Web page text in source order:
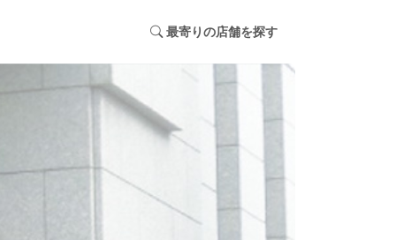
最寄りの店舗を探す